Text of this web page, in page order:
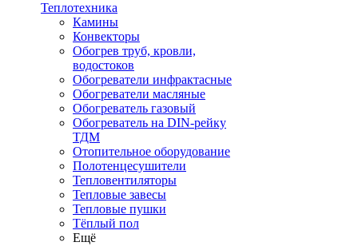
Теплотехника
Камины
Конвекторы
Обогрев труб, кровли,
водостоков
Обогреватели инфрактасные
Обогреватели масляные
Обогреватель газовый
Обогреватель на DIN-рейку
ТДМ
Отопительное оборудование
Полотенцесушители
Тепловентиляторы
Тепловые завесы
Тепловые пушки
Тёплый пол
Ещё